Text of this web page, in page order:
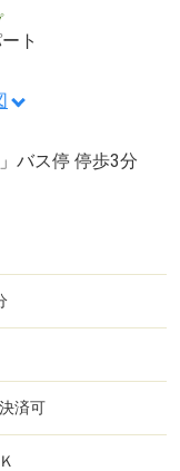
ト
バス停 停歩3分
済可